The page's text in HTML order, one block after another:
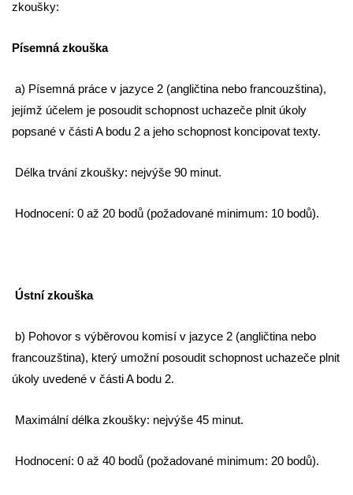
zkoušky:
Písemná zkouška
a) Písemná práce v jazyce 2 (angličtina nebo francouzština),
jejímž účelem je posoudit schopnost uchazeče plnit úkoly
popsané v části A bodu 2 a jeho schopnost koncipovat texty.
Délka trvání zkoušky: nejvýše 90 minut.
Hodnocení: 0 až 20 bodů (požadované minimum: 10 bodů).
Ústní zkouška
b) Pohovor s výběrovou komisí v jazyce 2 (angličtina nebo
francouzština), který umožní posoudit schopnost uchazeče plnit
úkoly uvedené v části A bodu 2.
Maximální délka zkoušky: nejvýše 45 minut.
Hodnocení: 0 až 40 bodů (požadované minimum: 20 bodů).